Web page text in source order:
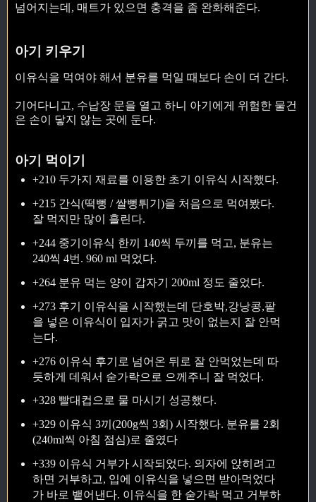
넘어지는데, 매트가 있으면 충격을 좀 완화해준다.
아기 키우기
이유식을 먹여야 해서 분유를 먹일 때보다 손이 더 간다.
기어다니고, 수납장 문을 열고 하니 아기에게 위험한 물건
은 손이 닿지 않는 곳에 둔다.
아기 먹이기
+210 두가지 재료를 이용한 초기 이유식 시작했다.
+215 간식(떡뻥 / 쌀뻥튀기)을 처음으로 먹여봤다.
잘 먹지만 많이 흘린다.
+244 중기이유식 한끼 140씩 두끼를 먹고, 분유는
240씩 4번. 960 ml 먹었다.
+264 분유 먹는 양이 갑자기 200ml 정도 줄었다.
+273 후기 이유식을 시작했는데 단호박,강낭콩,팥
을 넣은 이유식이 입자가 굵고 맛이 없는지 잘 안먹
는다.
+276 이유식 후기로 넘어온 뒤로 잘 안먹었는데 따
듯하게 데워서 숟가락으로 으께주니 잘 먹었다.
+328 빨대컵으로 물 마시기 성공했다.
+329 이유식 3끼(200g씩 3회) 시작했다. 분유를 2회
(240ml씩 아침 점심)로 줄였다
+339 이유식 거부가 시작되었다. 의자에 앉히려고
하면 거부하고, 입에 이유식을 넣으면 받아먹었다
가 바로 뱉어낸다. 이유식을 한 숟가락 먹고 거부하